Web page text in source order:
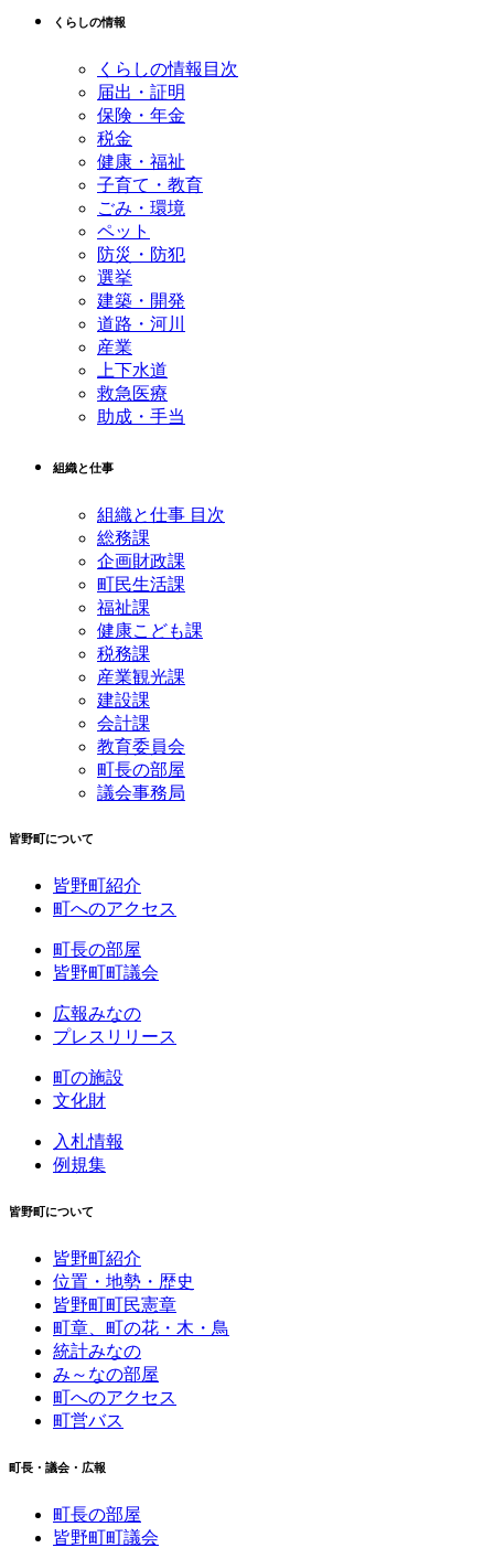
くらしの情報
くらしの情報目次
届出・証明
保険・年金
税金
健康・福祉
子育て・教育
ごみ・環境
ペット
防災・防犯
選挙
建築・開発
道路・河川
産業
上下水道
救急医療
助成・手当
組織と仕事
組織と仕事 目次
総務課
企画財政課
町民生活課
福祉課
健康こども課
税務課
産業観光課
建設課
会計課
教育委員会
町長の部屋
議会事務局
皆野町について
皆野町紹介
町へのアクセス
町長の部屋
皆野町町議会
広報みなの
プレスリリース
町の施設
文化財
入札情報
例規集
皆野町について
皆野町紹介
位置・地勢・歴史
皆野町町民憲章
町章、町の花・木・鳥
統計みなの
み～なの部屋
町へのアクセス
町営バス
町長・議会・広報
町長の部屋
皆野町町議会